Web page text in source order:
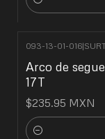
Cantidad
093-13-01-016|
Arco de
17T
$235.95 MXN